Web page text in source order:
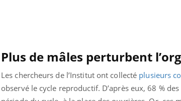
Plus de mâles perturbent
Les chercheurs de l’Institut ont collecté plusieurs
observé le cycle reproductif. D’après eux, 68 %